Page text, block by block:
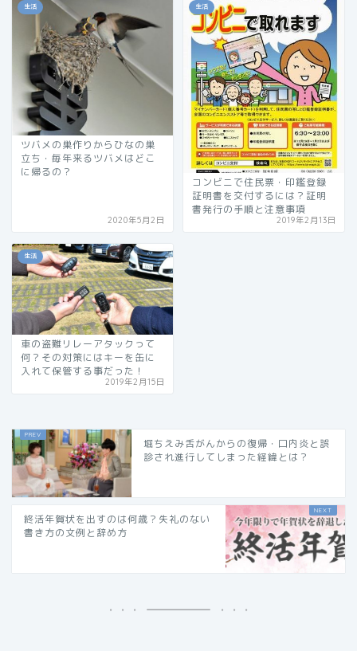
生活
ツバメの巣作りからひなの巣
立ち・毎年来るツバメはどこ
に帰るの？
2020年5月2日
生活
コンビニで住民票・印鑑登録
証明書を交付するには？証明
書発行の手順と注意事項
2019年2月13日
生活
車の盗難リレーアタックって
何？その対策にはキーを缶に
入れて保管する事だった！
2019年2月15日
堀ちえみ舌がんからの復帰・口内炎と誤
診され進行してしまった経緯とは？
終活年賀状を出すのは何歳？失礼のない
書き方の文例と辞め方